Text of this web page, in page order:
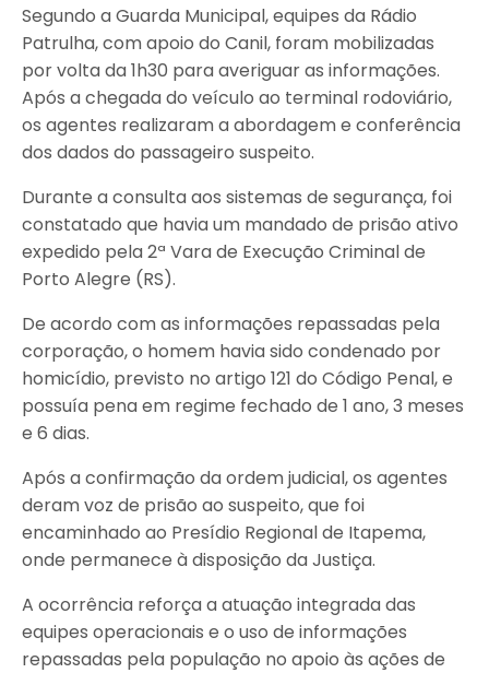
Segundo a Guarda Municipal, equipes da Rádio
Patrulha, com apoio do Canil, foram mobilizadas
por volta da 1h30 para averiguar as informações.
Após a chegada do veículo ao terminal rodoviário,
os agentes realizaram a abordagem e conferência
dos dados do passageiro suspeito.
Durante a consulta aos sistemas de segurança, foi
constatado que havia um mandado de prisão ativo
expedido pela 2ª Vara de Execução Criminal de
Porto Alegre (RS).
De acordo com as informações repassadas pela
corporação, o homem havia sido condenado por
homicídio, previsto no artigo 121 do Código Penal, e
possuía pena em regime fechado de 1 ano, 3 meses
e 6 dias.
Após a confirmação da ordem judicial, os agentes
deram voz de prisão ao suspeito, que foi
encaminhado ao Presídio Regional de Itapema,
onde permanece à disposição da Justiça.
A ocorrência reforça a atuação integrada das
equipes operacionais e o uso de informações
repassadas pela população no apoio às ações de